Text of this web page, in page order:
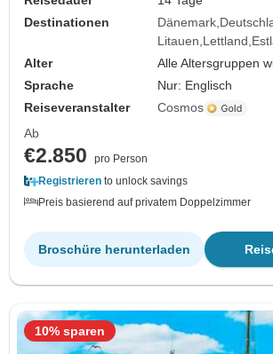
Destinationen
Dänemark
Litauen Lettland
Alter
Alle Altersgruppen
Sprache
Nur: Englisch
Reiseveranstalter
Cosmos
Ab
€2.850
pro Person
Registrieren to unlock savings
Preis basierend auf privatem Doppelzimmer
Broschüre herunterladen
10% sparen